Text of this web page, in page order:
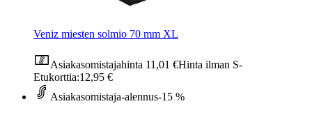
Veniz miesten solmio 70 mm XL
Asiakasomistajahinta 11,01 €Hinta ilman S-
Etukorttia:12,95 €
Asiakasomistaja-alennus-15 %